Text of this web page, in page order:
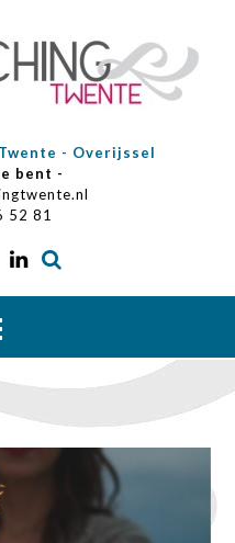
- Overijssel
bent -
52 81